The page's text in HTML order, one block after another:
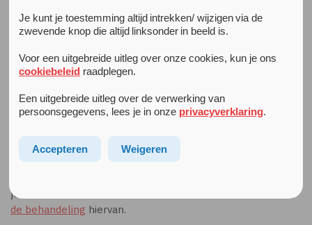
Sommige jongeren zien en horen alles om zich heen. Het
kan dan zijn dat je daarvan overprikkeld raakt. Misschien
manier gaan. Als zeanders gaan dan je had gedacht, dan
wordt het chaotisch in je hoofd.
Het kan ook zijn dat je contact maken met anderen lastig
voeren en je kunt je moeilijk inleven in een ander.
je een vorm van autisme hebt. Lees meer over
de behandeling hiervan.
Je kunt je toestemming altijd intrekken/ wijzigen via de
zwevende knop die altijd linksonder in beeld is.
Voor een uitgebreide uitleg over onze cookies, kun je ons
cookiebeleid raadplegen.
Een uitgebreide uitleg over de verwerking van
persoonsgegevens, lees je in onze privacyverklaring.
Accepteren Weigeren